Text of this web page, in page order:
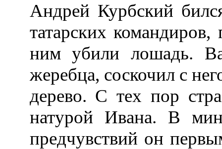
Андрей Курбский
татарских
ним убили лошадь.
жеребца, соскочил с
дерево. С тех пор
натурой Ивана. В
предчувствий он